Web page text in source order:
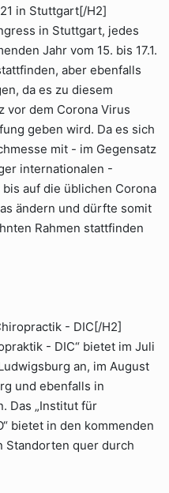
in Stuttgart[/H2]
in Stuttgart, jedes
Jahr vom 15. bis 17.1.
aber ebenfalls
da es zu diesem
vor dem Corona Virus
geben wird. Da es sich
mit - im Gegensatz
internationalen -
auf die üblichen Corona
ändern und dürfte somit
Rahmen stattfinden
- DIC[/H2]
- DIC“ bietet im Juli
an, im August
und ebenfalls in
Das „Institut für
bietet in den kommenden
Standorten quer durch